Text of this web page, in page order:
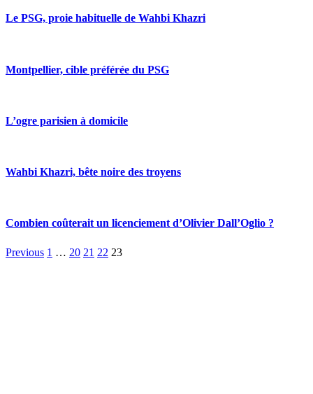
Le PSG, proie habituelle de Wahbi Khazri
Montpellier, cible préférée du PSG
L’ogre parisien à domicile
Wahbi Khazri, bête noire des troyens
Combien coûterait un licenciement d’Olivier Dall’Oglio ?
Previous 1 … 20 21 22 23